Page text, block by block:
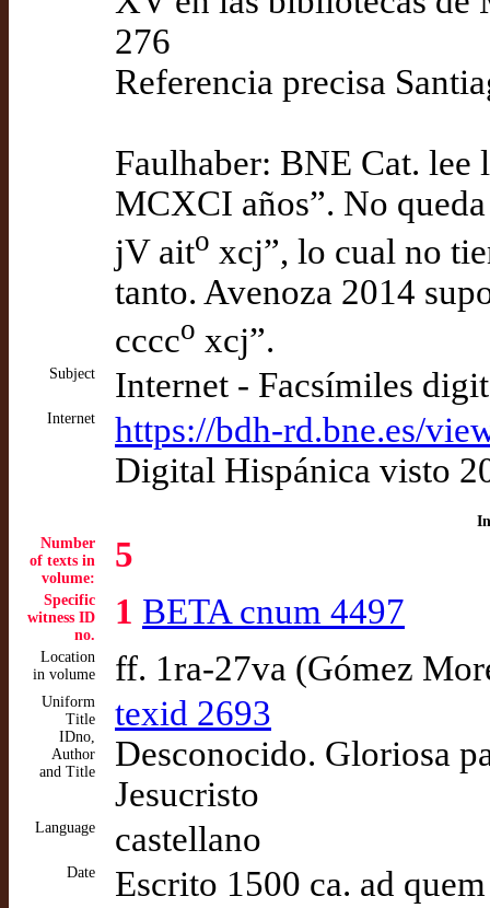
276
Referencia precisa
Faulhaber: BNE Cat. lee
MCXCI años”. No
jV aito xcj”, lo cual no
tanto. Avenoza 2014
cccco xcj”.
Subject Internet - Facsímiles
Internet
https://bdh-rd.bne.es/
Digital Hispánica visto
Number
of texts in
volume:
5
Specific
witness ID
no.
1 BETA cnum 4497
Location
in volume
ff. 1ra-27va (Gómez
Uniform
Title
IDno,
Author
and Title
texid 2693
Desconocido. Gloriosa
Jesucristo
Language castellano
Date Escrito 1500 ca. ad quem